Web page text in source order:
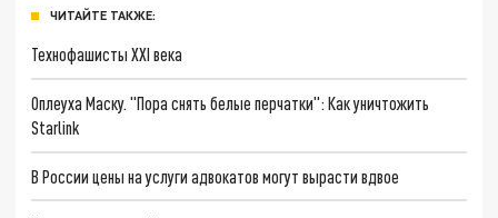
ЧИТАЙТЕ ТАКЖЕ:
Технофашисты XXI века
Оплеуха Маску. "Пора снять белые перчатки": Как уничтожить
Starlink
В России цены на услуги адвокатов могут вырасти вдвое